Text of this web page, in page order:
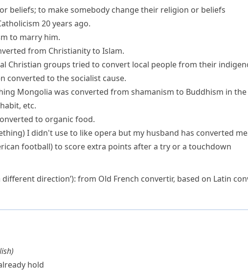
beliefs; to make somebody change their religion or beliefs
20 years ago.
to marry him.
from Christianity to Islam.
Christian groups tried to convert local people from their
converted to the socialist cause.
Mongolia was converted from shamanism to Buddhism in
etc.
to organic food.
I didn't use to like opera but my husband has converted
football)to score extra points after a try or a touchdown
direction’): from Old French convertir, based on Latin
)
hold